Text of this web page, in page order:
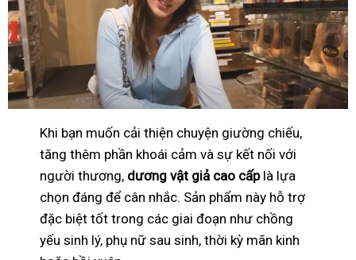
Khi bạn muốn cải thiện chuyện giường chiếu,
tăng thêm phần khoái cảm và sự kết nối với
người thương, dương vật giả cao cấplà lựa
chọn đáng để cân nhắc. Sản phẩm này hỗ trợ
đặc biệt tốt trong các giai đoạn như chồng
yếu sinh lý, phụ nữ sau sinh, thời kỳ mãn kinh